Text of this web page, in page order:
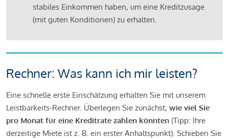
stabiles Einkommen haben, um eine Kreditzusage
(mit guten Konditionen) zu erhalten.
Rechner: Was kann ich mir leisten?
Eine schnelle erste Einschätzung erhalten Sie mit unserem
Leistbarkeits-Rechner. Überlegen Sie zunächst, wie viel Sie
pro Monat für eine Kreditrate zahlen könnten (Tipp: Ihre
derzeitige Miete ist z. B. ein erster Anhaltspunkt). Schieben Sie